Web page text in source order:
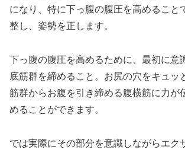
になり、特に下っ腹の腹圧を高めること
整し、姿勢を正します。
下っ腹の腹圧を高めるために、最初に意
底筋群を締めること。お尻の穴をキュッ
筋群からお腹を引き締める腹横筋に力が
めることができます。
では実際にその部分を意識しながらエク